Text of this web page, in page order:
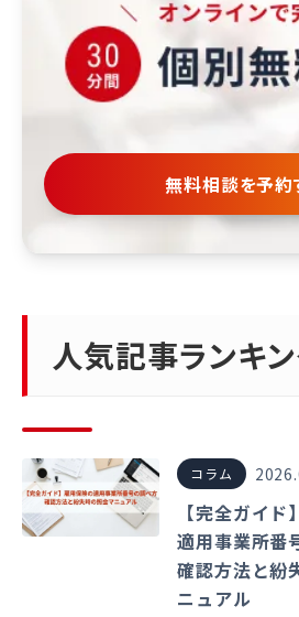
無料相談を予約
人気記事ランキ
コラム
【完全ガイ
適用事業所番
確認方法と紛
ニュアル